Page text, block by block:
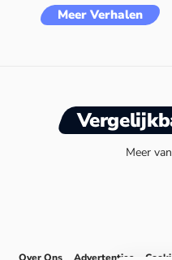
Meer Verhalen
Meer